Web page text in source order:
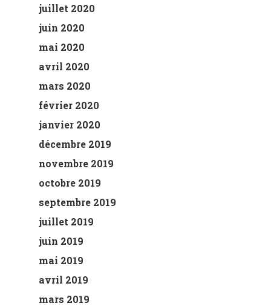
juillet 2020
juin 2020
mai 2020
avril 2020
mars 2020
février 2020
janvier 2020
décembre 2019
novembre 2019
octobre 2019
septembre 2019
juillet 2019
juin 2019
mai 2019
avril 2019
mars 2019